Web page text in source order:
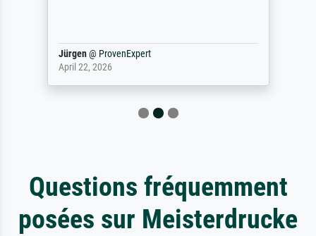
Jürgen@ ProvenExpert
April 22, 2026
Questions fréquemment
posées sur Meisterdrucke